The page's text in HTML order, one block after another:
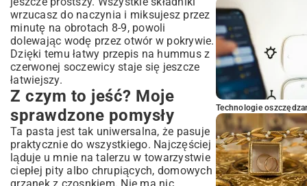
wrzucasz do naczynia i miksujesz przez
minutę na obrotach 8-9, powoli
dolewając wodę przez otwór w pokrywie.
Dzięki temu łatwy przepis na hummus z
czerwonej soczewicy staje się jeszcze
łatwiejszy.
Z czym to jeść? Moje
sprawdzone pomysły
Ta pasta jest tak uniwersalna, że pasuje
praktycznie do wszystkiego. Najczęściej
ląduje u mnie na talerzu w towarzystwie
ciepłej pity albo chrupiących, domowych
Technologie